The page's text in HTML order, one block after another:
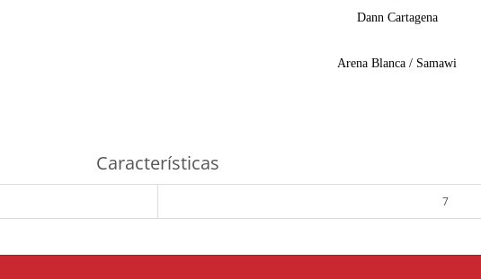
Dann Cartagena
Arena Blanca / Samawi
Características
7